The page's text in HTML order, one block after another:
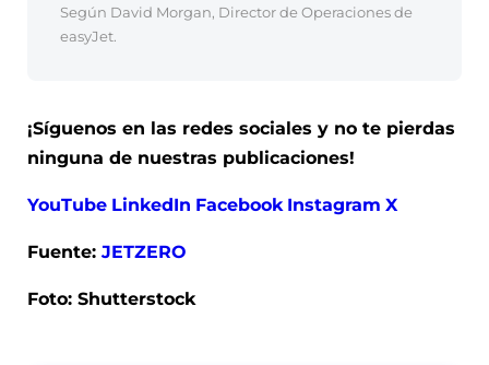
Según David Morgan, Director de Operaciones de
easyJet.
¡Síguenos en las redes sociales y no te pierdas
ninguna de nuestras publicaciones!
YouTube LinkedIn Facebook Instagram X
Fuente: JETZERO
Foto: Shutterstock